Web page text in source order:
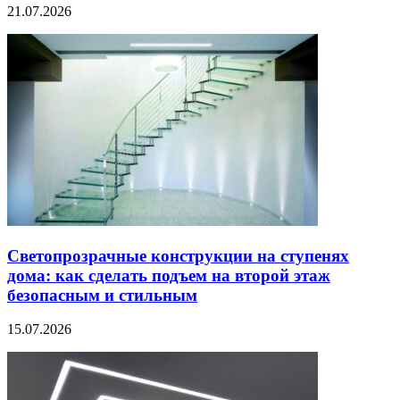
21.07.2026
Светопрозрачные конструкции на ступенях
дома: как сделать подъем на второй этаж
безопасным и стильным
15.07.2026